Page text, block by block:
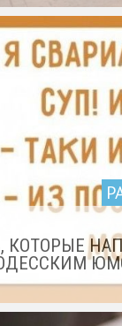
КОТОРЫЕ